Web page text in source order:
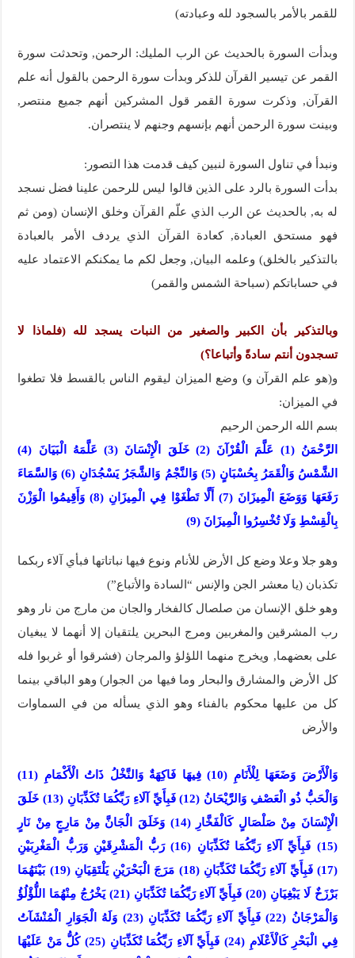
للقمر بالأمر بالسجود لله وعبادته)
وبدأت السورة بالحديث عن الرب المليك: الرحمن, وتحدثت سورة
القمر عن تيسير القرآن للذكر وبدأت سورة الرحمن بالقول أنه علم
القرآن, وذكرت سورة القمر قول المشركين أنهم جميع منتصر,
وبينت سورة الرحمن أنهم بإنسهم وجنهم لا ينتصران.
ونبدأ في تناول السورة لنبين كيف قدمت هذا التصور:
بدأت السورة بالرد على الذين قالوا ليس للرحمن علينا فضل نسجد
له به, بالحديث عن الرب الذي علّم القرآن وخلق الإنسان (ومن ثم
فهو مستحق العبادة, كعادة القرآن الذي يردف الأمر بالعبادة
بالتذكير بالخلق) وعلمه البيان, وجعل لكم ما يمكنكم الاعتماد عليه
في حساباتكم (سباحة الشمس والقمر)
وبالتذكير بأن الكبير والصغير من النبات يسجد لله (فلماذا لا
تسجدون أنتم سادةً وأتباعا؟)
و(هو علم القرآن و) وضع الميزان ليقوم الناس بالقسط فلا تطغوا
في الميزان:
بسم الله الرحمن الرحيم
الرَّحْمَنُ (1) عَلَّمَ الْقُرْآنَ (2) خَلَقَ الْإِنْسَانَ (3) عَلَّمَهُ الْبَيَانَ (4)
الشَّمْسُ وَالْقَمَرُ بِحُسْبَانٍ (5) وَالنَّجْمُ وَالشَّجَرُ يَسْجُدَانِ (6) وَالسَّمَاءَ
رَفَعَهَا وَوَضَعَ الْمِيزَانَ (7) أَلَّا تَطْغَوْا فِي الْمِيزَانِ (8) وَأَقِيمُوا الْوَزْنَ
بِالْقِسْطِ وَلَا تُخْسِرُوا الْمِيزَانَ (9)
وهو جلا وعلا وضع كل الأرض للأنام ونوع فيها نباتاتها فبأي آلاء ربكما
تكذبان (يا معشر الجن والإنس “السادة والأتباع”)
وهو خلق الإنسان من صلصال كالفخار والجان من مارج من نار وهو
رب المشرقين والمغربين ومرج البحرين يلتقيان إلا أنهما لا يبغيان
على بعضهما, ويخرج منهما اللؤلؤ والمرجان (فشرقوا أو غربوا فله
كل الأرض والمشارق والبحار وما فيها من الجوار) وهو الباقي بينما
كل من عليها محكوم بالفناء وهو الذي يسأله من في السماوات
والأرض
وَالْأَرْضَ وَضَعَهَا لِلْأَنَامِ (10) فِيهَا فَاكِهَةٌ وَالنَّخْلُ ذَاتُ الْأَكْمَامِ (11)
وَالْحَبُّ ذُو الْعَصْفِ وَالرَّيْحَانُ (12) فَبِأَيِّ آلَاءِ رَبِّكُمَا تُكَذِّبَانِ (13) خَلَقَ
الْإِنْسَانَ مِنْ صَلْصَالٍ كَالْفَخَّارِ (14) وَخَلَقَ الْجَانَّ مِنْ مَارِجٍ مِنْ نَارٍ
(15) فَبِأَيِّ آلَاءِ رَبِّكُمَا تُكَذِّبَانِ (16) رَبُّ الْمَشْرِقَيْنِ وَرَبُّ الْمَغْرِبَيْنِ
(17) فَبِأَيِّ آلَاءِ رَبِّكُمَا تُكَذِّبَانِ (18) مَرَجَ الْبَحْرَيْنِ يَلْتَقِيَانِ (19) بَيْنَهُمَا
بَرْزَخٌ لَا يَبْغِيَانِ (20) فَبِأَيِّ آلَاءِ رَبِّكُمَا تُكَذِّبَانِ (21) يَخْرُجُ مِنْهُمَا اللُّؤْلُؤُ
وَالْمَرْجَانُ (22) فَبِأَيِّ آلَاءِ رَبِّكُمَا تُكَذِّبَانِ (23) وَلَهُ الْجَوَارِ الْمُنْشَآتُ
فِي الْبَحْرِ كَالْأَعْلَامِ (24) فَبِأَيِّ آلَاءِ رَبِّكُمَا تُكَذِّبَانِ (25) كُلُّ مَنْ عَلَيْهَا